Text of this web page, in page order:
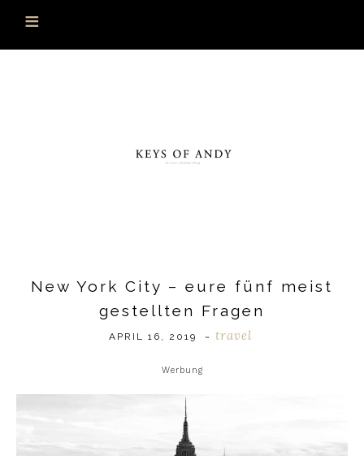
New York City – eure fünf meist
gestellten Fragen
APRIL 16, 2019 ~ travel
Werbung